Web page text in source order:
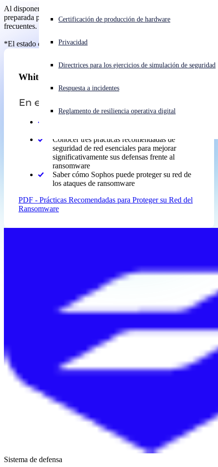
¿Está sufriendo un ciberataque? Obtenga ayuda ahora mismo
Iniciar sesión
Open language switcher
Certificación de producción de hardware
Privacidad
Directrices para los ejercicios de simulación de seguridad
Respuesta a incidentes
Reglamento de resiliencia operativa digital
Al disponer de todos estos datos, su organización estará mejor
preparada para protegerse de una de las ciberamenazas más
frecuentes.
*El estado del ransomware 2024 - Sophos
Whitepapers
En este informe:
Conocer tres prácticas recomendadas de
seguridad de red esenciales para mejorar
significativamente sus defensas frente al
ransomware
Saber cómo Sophos puede proteger su red de
los ataques de ransomware
PDF - Prácticas Recomendadas para Proteger su Red del
Ransomware
Sistema de defensa